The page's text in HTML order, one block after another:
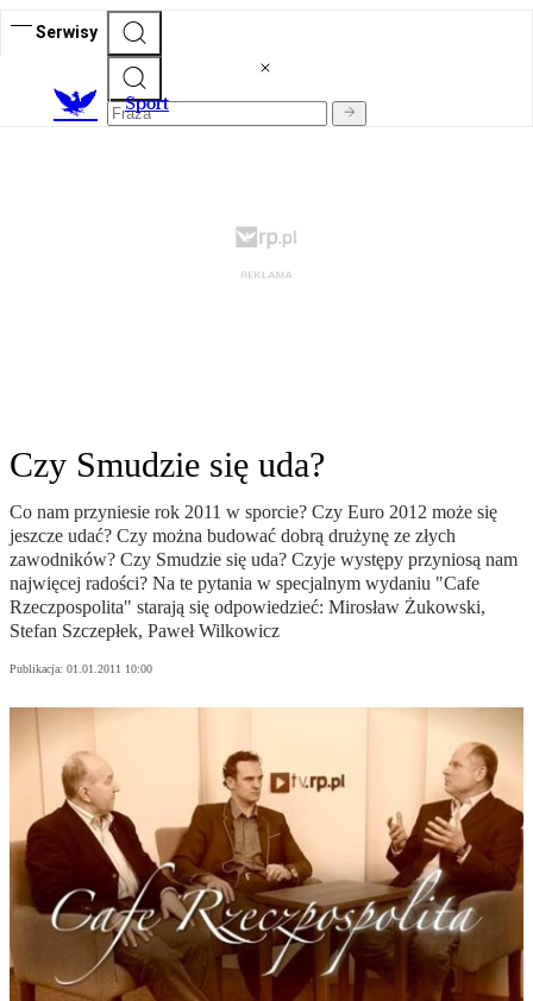
Serwisy
Sport
Czy Smudzie się uda?
Co nam przyniesie rok 2011 w sporcie? Czy Euro 2012 może się
jeszcze udać? Czy można budować dobrą drużynę ze złych
zawodników? Czy Smudzie się uda? Czyje występy przyniosą nam
najwięcej radości? Na te pytania w specjalnym wydaniu "Cafe
Rzeczpospolita" starają się odpowiedzieć: Mirosław Żukowski,
Stefan Szczepłek, Paweł Wilkowicz
Publikacja: 01.01.2011 10:00